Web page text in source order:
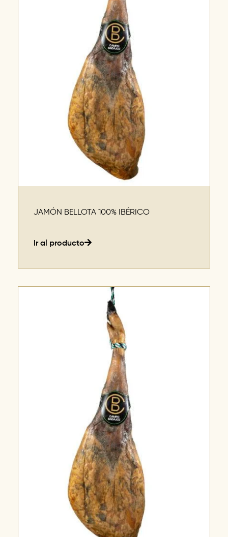
JAMÓN BELLOTA 100% IBÉRICO
Ir al producto